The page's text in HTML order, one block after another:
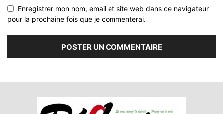
Enregistrer mon nom, email et site web dans ce navigateur
pour la prochaine fois que je commenterai.